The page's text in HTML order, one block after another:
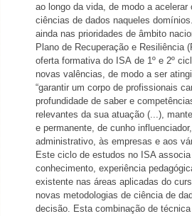
ao longo da vida, de modo a acelerar
ciências de dados naqueles domínios
ainda nas prioridades de âmbito
Plano de Recuperação e Resiliência
oferta formativa do ISA de 1º e 2º
novas valências, de modo a ser
“garantir um corpo de profissionais
profundidade de saber e
relevantes da sua atuação (...),
e permanente, de cunho
administrativo, às empresas e aos
Este ciclo de estudos no ISA
conhecimento, experiência
existente nas áreas aplicadas do
novas metodologias de ciência de
decisão. Esta combinação de